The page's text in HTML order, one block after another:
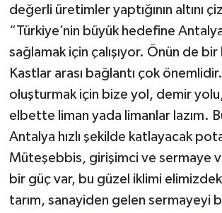
değerli üretimler yaptığının altını
“Türkiye’nin büyük hedefine
sağlamak için çalışıyor. Önün de
Kastlar arası bağlantı çok
oluşturmak için bize yol, demir
elbette liman yada limanlar lazım.
Antalya hızlı şekilde katlayacak
Müteşebbis, girişimci ve sermaye
bir güç var, bu güzel iklimi
tarım, sanayiden gelen sermayeyi